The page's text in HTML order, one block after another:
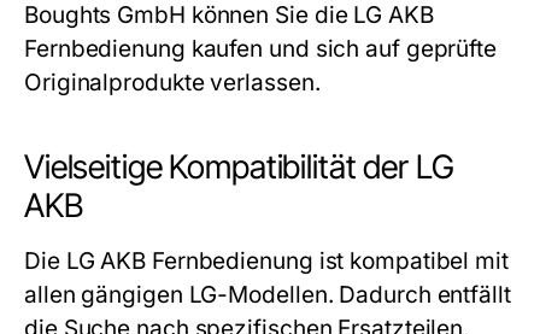
Boughts GmbH können Sie die LG AKB
Fernbedienung kaufen und sich auf geprüfte
Originalprodukte verlassen.
Vielseitige Kompatibilität der LG
AKB
Die LG AKB Fernbedienung ist kompatibel mit
allen gängigen LG-Modellen. Dadurch entfällt